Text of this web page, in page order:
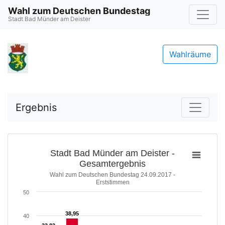
Wahl zum Deutschen Bundestag
Stadt Bad Münder am Deister
Wahlräume
Ergebnis
Stadt Bad Münder am Deister -
Gesamtergebnis
Wahl zum Deutschen Bundestag 24.09.2017 -
Erststimmen
38,95
38,95
40
50